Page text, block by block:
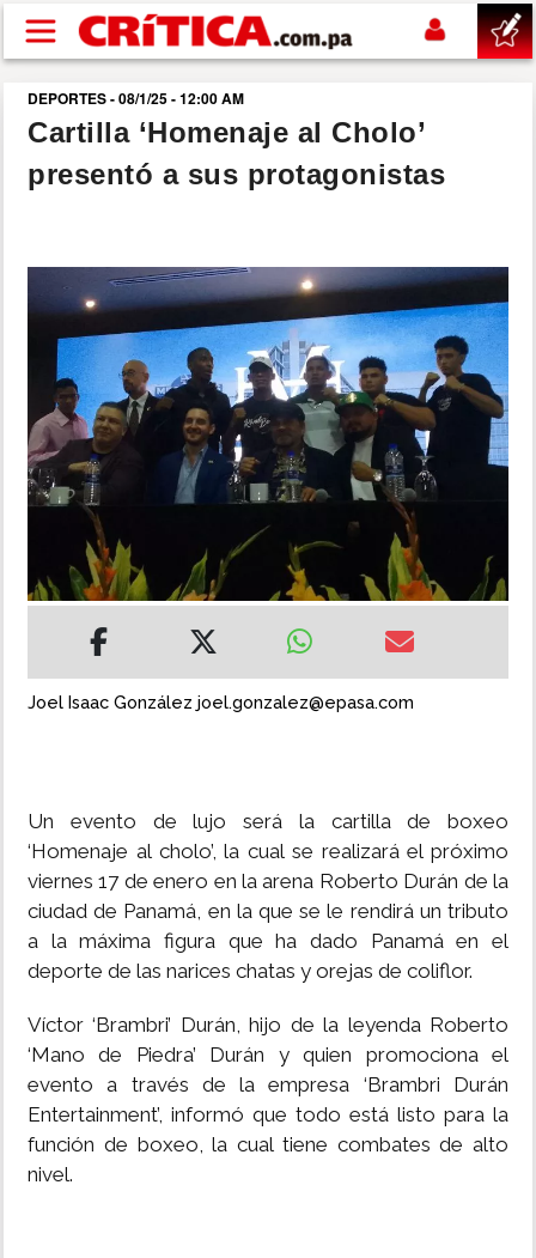
Pasar al contenido principal
buscar
SUCESOS
POLÍTICA
SHOW
DEPORTES
MUNDO
INSÓLITAS
MULTIMEDIA
DEPORTES - 08/1/25 - 12:00 AM
Cartilla ‘Homenaje al Cholo’
presentó a sus protagonistas
Joel Isaac González joel.gonzalez@epasa.com
Un evento de lujo será la cartilla de boxeo
‘Homenaje al cholo’, la cual se realizará el próximo
viernes 17 de enero en la arena Roberto Durán de la
ciudad de Panamá, en la que se le rendirá un tributo
a la máxima figura que ha dado Panamá en el
deporte de las narices chatas y orejas de coliflor.
Víctor ‘Brambri’ Durán, hijo de la leyenda Roberto
‘Mano de Piedra’ Durán y quien promociona el
evento a través de la empresa ‘Brambri Durán
Entertainment’, informó que todo está listo para la
función de boxeo, la cual tiene combates de alto
nivel.